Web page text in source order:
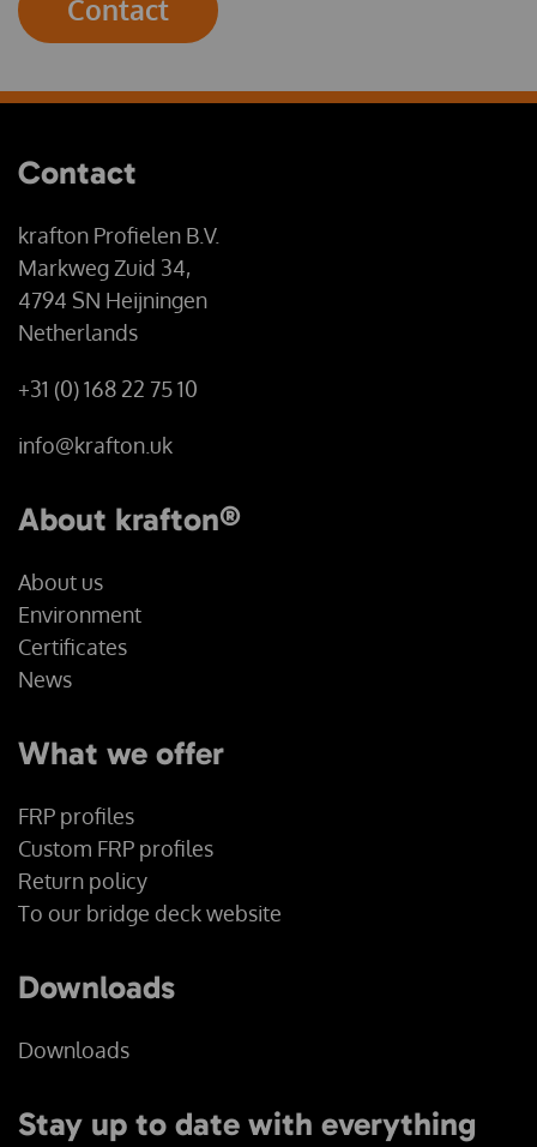
Contact
Contact
krafton Profielen B.V.
Markweg Zuid 34,
4794 SN Heijningen
Netherlands
+31 (0) 168 22 75 10
info@krafton.uk
About krafton®
About us
Environment
Certificates
News
What we offer
FRP profiles
Custom FRP profiles
Return policy
To our bridge deck website
Downloads
Downloads
Stay up to date with everything